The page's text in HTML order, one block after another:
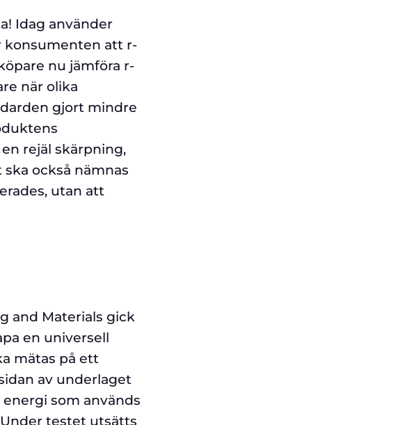
Idag använder
konsumenten att r-
nu jämföra r-
när olika
gjort mindre
rejäl skärpning,
också nämnas
utan att
and Materials gick
en universell
mätas på ett
av underlaget
som används
testet utsätts